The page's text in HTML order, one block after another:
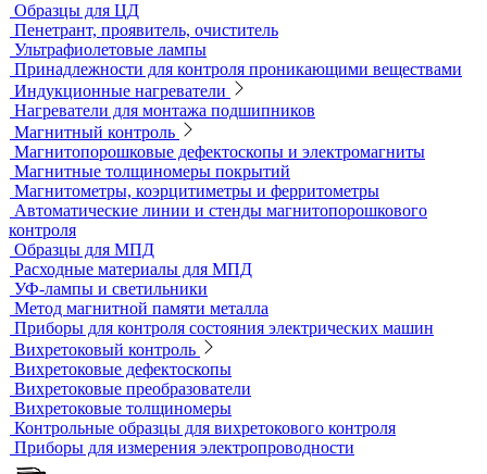
Портативные твердомеры
Твердомеры резины и пластмасс (дюрометры)
Универсальные твердомеры
Переносные твердомеры
Датчики для твердомеров
Дефектоскопы электролитические
Контроль проникающими веществами
Образцы для ЦД
Пенетрант, проявитель, очиститель
Ультрафиолетовые лампы
Принадлежности для контроля проникающими веществами
Индукционные нагреватели
Нагреватели для монтажа подшипников
Магнитный контроль
Магнитопорошковые дефектоскопы и электромагниты
Магнитные толщиномеры покрытий
Магнитометры, коэрцитиметры и ферритометры
Автоматические линии и стенды магнитопорошкового
контроля